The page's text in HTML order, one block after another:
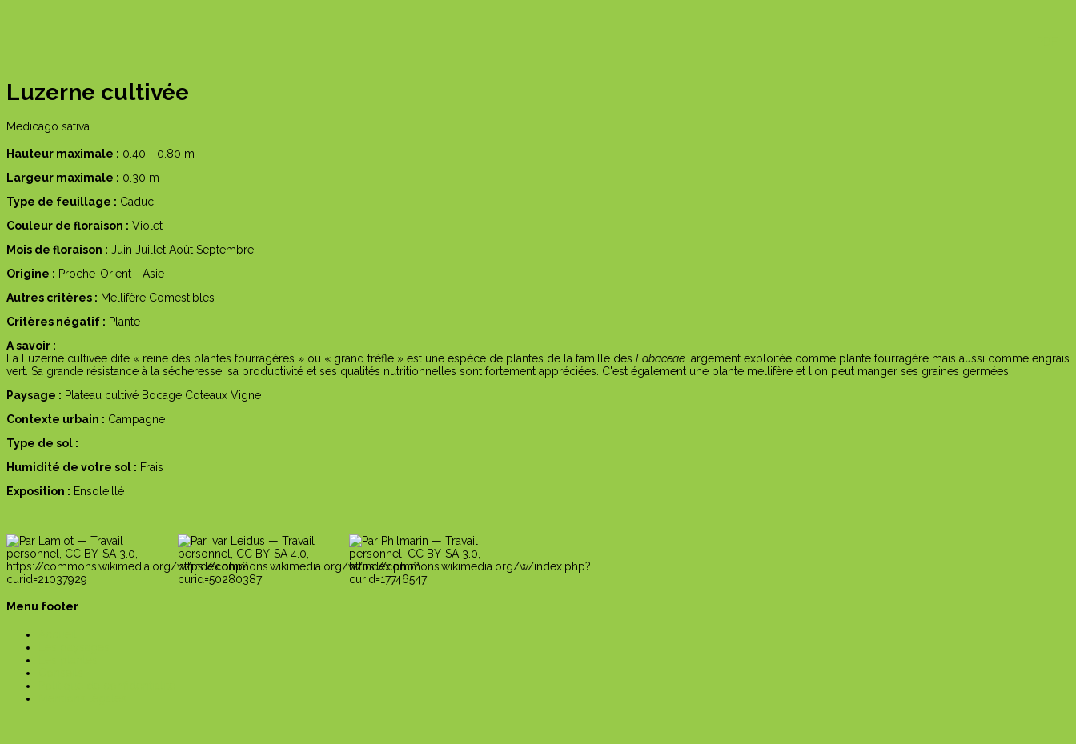
Luzerne cultivée
Medicago sativa
Hauteur maximale : 0.40 - 0.80 m
Largeur maximale : 0.30 m
Type de feuillage : Caduc
Couleur de floraison : Violet
Mois de floraison : Juin Juillet Août Septembre
Origine : Proche-Orient - Asie
Autres critères : Mellifère Comestibles
Critères négatif : Plante
A savoir :
La Luzerne cultivée dite « reine des plantes fourragères » ou « grand trèfle » est une espèce de plantes de la famille des Fabaceae largement exploitée comme plante fourragère mais aussi comme engrais
vert. Sa grande résistance à la sécheresse, sa productivité et ses qualités nutritionnelles sont fortement appréciées. C'est également une plante mellifère et l'on peut manger ses graines germées.
Paysage : Plateau cultivé Bocage Coteaux Vigne
Contexte urbain : Campagne
Type de sol :
Humidité de votre sol : Frais
Exposition : Ensoleillé
Menu footer